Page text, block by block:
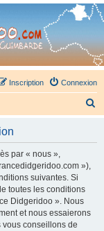
communauté.
Connexion
Inscription
par « nous »,
»),
suivantes. Si
toutes les conditions
Didgeridoo ». Nous
et nous essaierons
conseillons de